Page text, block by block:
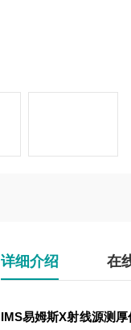
详细介绍 在
IMS易姆斯X射线源测